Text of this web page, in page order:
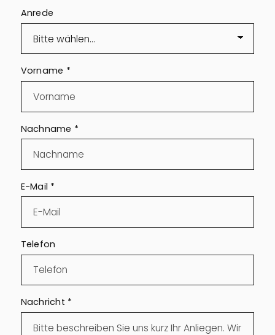
Anrede
Vorname *
Nachname *
E-Mail *
Telefon
Nachricht *